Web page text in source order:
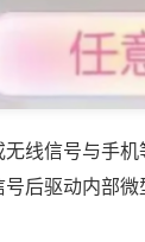
线信号与手
后驱动内部